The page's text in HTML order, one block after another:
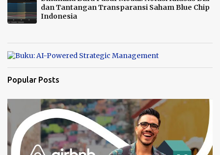
dan Tantangan Transparansi Saham Blue Chip
Indonesia
Popular Posts